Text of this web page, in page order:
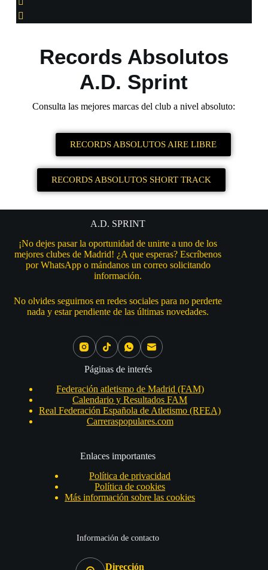
Records Absolutos
A.D. Sprint
Consulta las mejores marcas del club a nivel absoluto:
RECORDS ABSOLUTOS AIRE LIBRE
RECORDS ABSOLUTOS SHORT TRACK
A.D. SPRINT
¡No dejes pasar la oportunidad de unirte a uno de los
mejores clubes de Madrid! ¿A que esperas? Escríbenos
por WhatsApp o mándanos un correo solicitando
información.
No olvides seguirnos en redes sociales para no perderte
nada y estar pendiente de las últimas novedades.
Páginas de interés
Federación atletismo de Madrid (FAM)
Calendario y Resultados FAM
Real Federación Española de Atletismo (RFEA)
Carreraspopulares.com
Enlaces importantes
Política de privacidad
Política de cookies
Más información sobre las cookies
Información de contacto
Dirección